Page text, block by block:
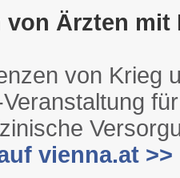
von Ärzten
von Krieg
vienna.at >>